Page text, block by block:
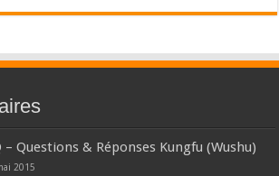
– Questions & Réponses Kungfu (Wushu)
2015